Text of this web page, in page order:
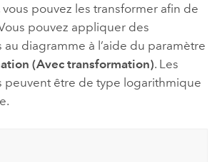
pouvez les transformer afin de
pouvez appliquer des
diagramme à l’aide du paramètre
(Avec transformation). Les
peuvent être de type logarithmique